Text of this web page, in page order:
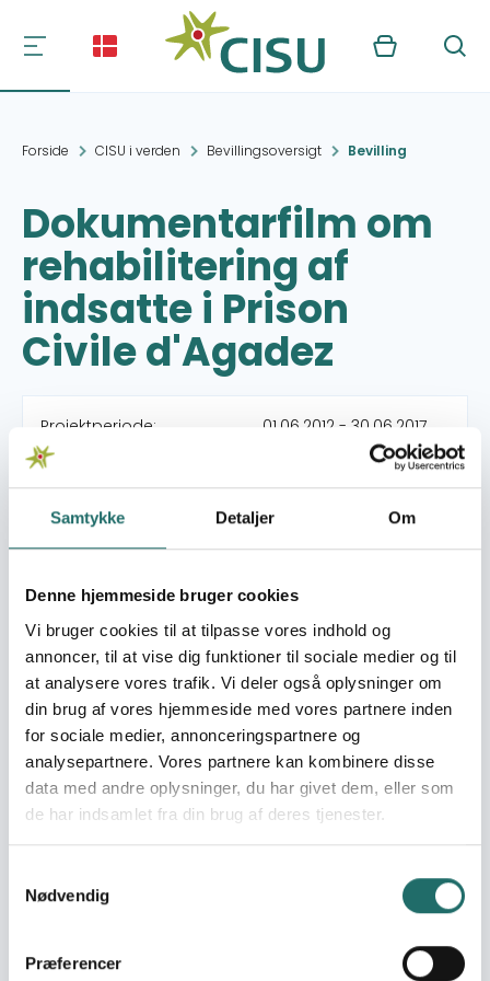
Samtykke Detaljer Om
Denne hjemmeside bruger cookies
Vi bruger cookies til at tilpasse vores indhold og
annoncer, til at vise dig funktioner til sociale medier og til
at analysere vores trafik. Vi deler også oplysninger om
din brug af vores hjemmeside med vores partnere inden
for sociale medier, annonceringspartnere og
analysepartnere. Vores partnere kan kombinere disse
data med andre oplysninger, du har givet dem, eller som
de har indsamlet fra din brug af deres tjenester.
Nødvendig
Præferencer
Kurv Søg
Forside CISU i verden Bevillingsoversigt Bevilling
Dokumentarfilm om
rehabilitering af
indsatte i Prison
Civile d'Agadez
Projektperiode: 01.06.2012 - 30.06.2017
Beviliget beløb: 10.000,- DKK
Organisation:
ARD - Art Research
Pulje: Oplysningspuljen
Indsatsområde: Oplysningsaktivitet
Indsatser foregår i: Denmark
Resume
indsatte i fængslet Prison Civile d'Agadez. Interview med
indsatte, fængselsdirektør og optagelser af den lokale